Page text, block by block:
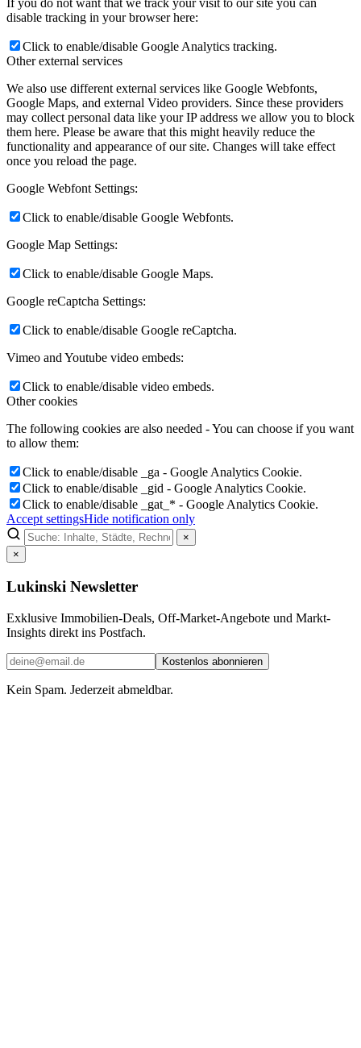
If you do not want that we track your visit to our site you can
disable tracking in your browser here:
Click to enable/disable Google Analytics tracking.
Other external services
We also use different external services like Google Webfonts,
Google Maps, and external Video providers. Since these providers
may collect personal data like your IP address we allow you to block
them here. Please be aware that this might heavily reduce the
functionality and appearance of our site. Changes will take effect
once you reload the page.
Google Webfont Settings:
Click to enable/disable Google Webfonts.
Google Map Settings:
Click to enable/disable Google Maps.
Google reCaptcha Settings:
Click to enable/disable Google reCaptcha.
Vimeo and Youtube video embeds:
Click to enable/disable video embeds.
Other cookies
The following cookies are also needed - You can choose if you want
to allow them:
Click to enable/disable _ga - Google Analytics Cookie.
Click to enable/disable _gid - Google Analytics Cookie.
Click to enable/disable _gat_* - Google Analytics Cookie.
Accept settingsHide notification only
×
×
Lukinski Newsletter
Exklusive Immobilien-Deals, Off-Market-Angebote und Markt-
Insights direkt ins Postfach.
Kostenlos abonnieren
Kein Spam. Jederzeit abmeldbar.